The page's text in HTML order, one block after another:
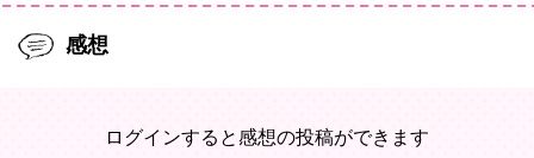
感想
ログインすると感想の投稿ができます